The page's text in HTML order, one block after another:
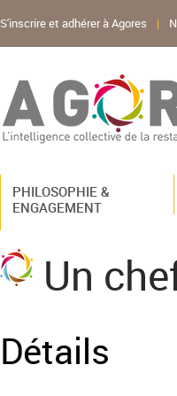
S'inscrire et adhérer à Agores |
PHILOSOPHIE &
ENGAGEMENT
Un
Détails